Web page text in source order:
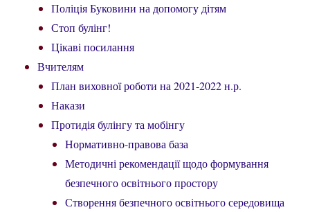
Поліція Буковини на допомогу дітям
Стоп булінг!
Цікаві посилання
Вчителям
План виховної роботи на 2021-2022 н.р.
Накази
Протидія булінгу та мобінгу
Нормативно-правова база
Методичні рекомендації щодо формування
безпечного освітнього простору
Створення безпечного освітнього середовища